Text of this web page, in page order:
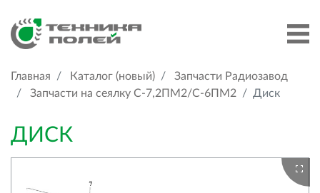
Главная Каталог (новый)
Запчасти Радиозавод
Запчасти на сеялку С-7,2ПМ2/C-6ПМ2
Диск
ДИСК